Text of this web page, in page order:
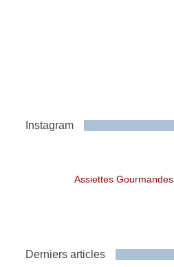
Instagram
Assiettes Gourmandes
Derniers articles